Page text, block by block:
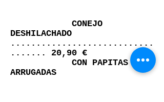
CONEJO
DESHILACHADO
............................
....... 20,90 €
CON PAPITAS
ARRUGADAS